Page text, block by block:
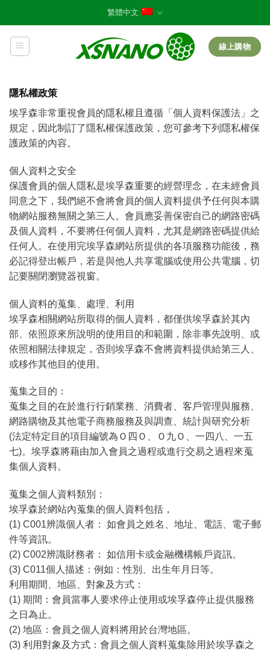
content
繁體中文
線上購物
隱私權政策
埃孚森非常重視會員的隱私權且遵循「個人資料保護法」之
規定，因此制訂了隱私權保護政策，您可參考下列隱私權保
護政策的內容。
個人資料之安全
保護會員的個人隱私是埃孚森重要的經營理念，在未經會員
同意之下，我們絕不會將會員的個人資料提供予任何與本購
物網站服務無關之第三人。會員應妥善保密自己的網路密碼
及個人資料，不要將任何個人資料，尤其是網路密碼提供給
任何人。在使用完埃孚森網站所提供的各項服務功能後，務
必記得登出帳戶，若是與他人共享電腦或使用公共電腦，切
記要關閉瀏覽器視窗。
個人資料的蒐集、處理、利用
埃孚森相關網站所取得的個人資料，都僅供埃孚森於其內
部、依照原來所說明的使用目的和範圍，除非事先說明、或
依照相關法律規定，否則埃孚森不會將資料提供給第三人、
或移作其他目的使用。
蒐集之目的：
蒐集之目的在於進行行銷業務、消費者、客戶管理與服務、
網路購物及其他電子商務服務及與調查、統計與研究分析
(法定特定目的項目編號為Ｏ四Ｏ、Ｏ九Ｏ、一四八、一五
七)。埃孚森將藉由加入會員之過程或進行交易之過程來蒐
集個人資料。
蒐集之個人資料類別：
埃孚森於網站內蒐集的個人資料包括，
(1) C001辨識個人者： 如會員之姓名、地址、電話、電子郵
件等資訊。
(2) C002辨識財務者： 如信用卡或金融機構帳戶資訊。
(3) C011個人描述：例如：性別、出生年月日等。
利用期間、地區、對象及方式：
(1) 期間：會員當事人要求停止使用或埃孚森停止提供服務
之日為止。
(2) 地區：會員之個人資料將用於台灣地區。
(3) 利用對象及方式：會員之個人資料蒐集除用於埃孚森之